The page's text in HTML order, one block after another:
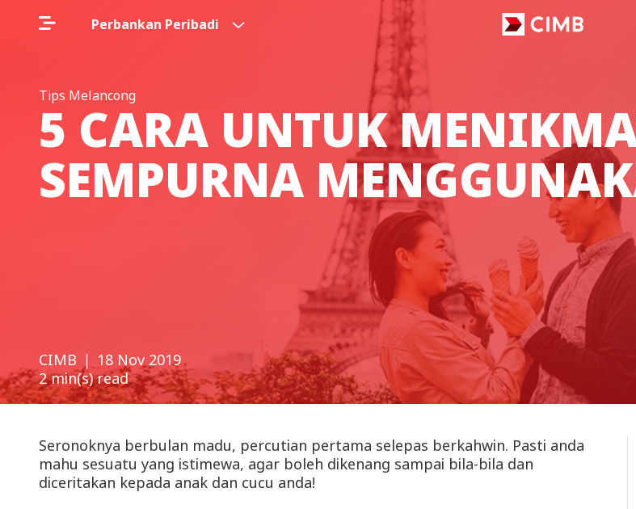
Perbankan Peribadi
Tips Melancong
5 CARA UNTUK
SEMPURNA
CIMB ❘ 18 Nov 2019
2 min(s) read
Seronoknya berbulan madu, percutian pertama selepas berkahwin. Pasti anda
mahu sesuatu yang istimewa, agar boleh dikenang sampai bila-bila dan
diceritakan kepada anak dan cucu anda!